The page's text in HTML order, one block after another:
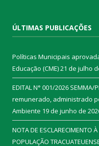
ÚLTIMAS PUBLICAÇÕES
Políticas Municipais
Educação (CME)21 de julho
EDITAL N° 001/2026
remunerado, administrado
Ambiente 19 de junho de
NOTA DE ESCLARECIMENTO
POPULAÇÃO